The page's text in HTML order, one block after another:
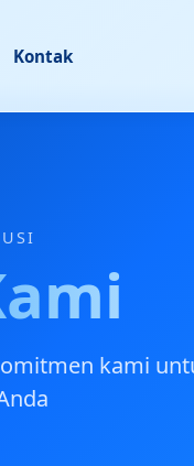
Kontak
kami